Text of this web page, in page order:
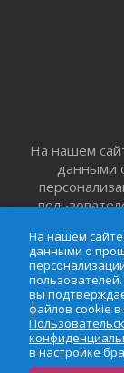
Болезнь
01 августа 2026
В музей
01 августа 2026
Без
01 августа 2026
Не женское
01 августа 2026
На нашем
данными
На нашем
данными о
вы
файлов cookie
в настройке